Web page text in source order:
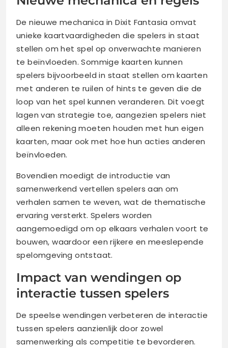
De nieuwe mechanica in Dixit Fantasia omvat
unieke kaartvaardigheden die spelers in staat
stellen om het spel op onverwachte manieren
te beïnvloeden. Sommige kaarten kunnen
spelers bijvoorbeeld in staat stellen om kaarten
met anderen te ruilen of hints te geven die de
loop van het spel kunnen veranderen. Dit voegt
lagen van strategie toe, aangezien spelers niet
alleen rekening moeten houden met hun eigen
kaarten, maar ook met hoe hun acties anderen
beïnvloeden.
Bovendien moedigt de introductie van
samenwerkend vertellen spelers aan om
verhalen samen te weven, wat de thematische
ervaring versterkt. Spelers worden
aangemoedigd om op elkaars verhalen voort te
bouwen, waardoor een rijkere en meeslepende
spelomgeving ontstaat.
Impact van wendingen op
interactie tussen spelers
De speelse wendingen verbeteren de interactie
tussen spelers aanzienlijk door zowel
samenwerking als competitie te bevorderen.